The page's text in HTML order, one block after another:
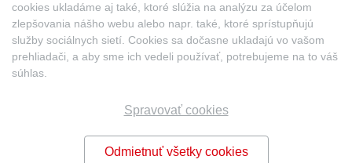
A.K.F. Legal, s. r. o.
Zwirn 3
Svätoplukova 2B • 821 08
Bratislava
cookies ukladáme aj také, ktoré slúžia na analýzu za účelom
zlepšovania nášho webu alebo napr. také, ktoré sprístupňujú
služby sociálnych sietí. Cookies sa dočasne ukladajú vo vašom
prehliadači, a aby sme ich vedeli používať, potrebujeme na to váš
súhlas.
Spravovať cookies
Odmietnuť všetky cookies